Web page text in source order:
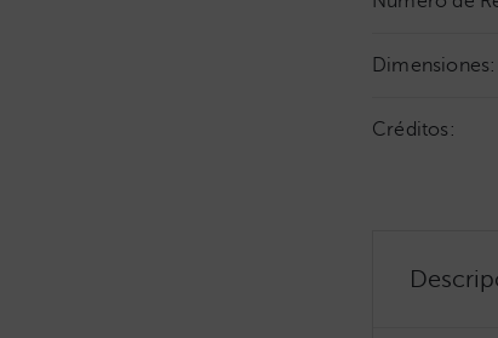
Dimensiones:
Créditos: